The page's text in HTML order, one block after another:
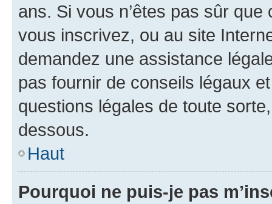
ans. Si vous n’êtes pas sûr
vous inscrivez, ou au site
demandez une assistance
pas fournir de conseils légaux
questions légales de toute
dessous.
Haut
Pourquoi ne puis-je pas